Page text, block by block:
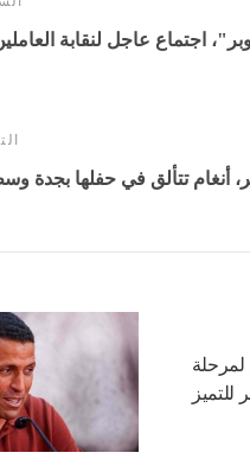
اجتماع عاجل لنقابة
تتألق في حفلها بجدة